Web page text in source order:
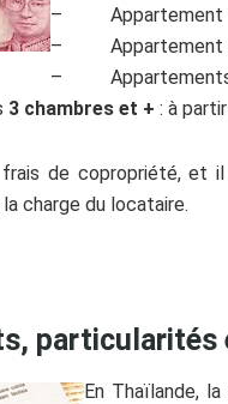
– Appartement
– Appartement
–
3 chambres et + : à
de copropriété, et il
charge du locataire.
particularités
En Thaïlande,